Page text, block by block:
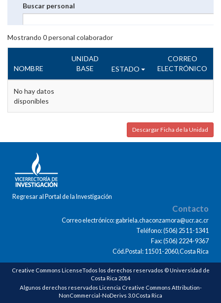
Buscar personal
Mostrando 0personal colaborador
NOMBRE
UNIDAD
BASE
ESTADO
CORREO
ELECTRÓNICO
No hay datos
disponibles
Descargar Ficha de la Unidad
Regresar al Portal de la Investigación
Contacto
Correo electrónico: gabriela.chaconzamora@ucr.ac.cr
Teléfono: (506) 2511-1341
Fax: (506) 2224-9367
Cód.Postal: 11501-2060,Costa Rica
Creative Commons LicenseTodos los derechos reservados © Universidad de
Costa Rica 2014
Algunos derechos reservados Licencia Creative Commons Attribution-
NonCommercial-NoDerivs 3.0 Costa Rica